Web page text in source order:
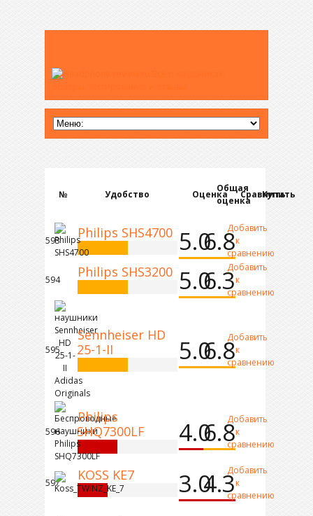
№ Удобство Оценка
Общая
оценка
Сравнить
Купить
593 Philips SHS4700 5.06.8Добавить
к
сравнению
594 Philips SHS3200 5.06.3Добавить
к
сравнению
595
Sennheiser HD
25-1-II
5.06.8Добавить
к
сравнению
596
Philips
SHQ7300LF
4.06.8Добавить
к
сравнению
597 KOSS KE7 3.04.3Добавить
к
сравнению